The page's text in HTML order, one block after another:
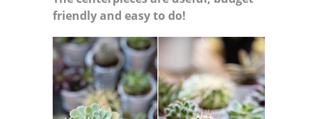
friendly and easy to do!